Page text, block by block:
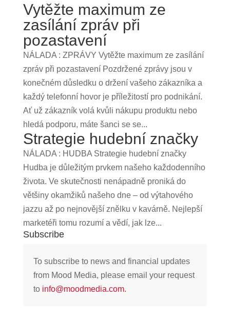
Vytěžte maximum ze
zasílání zpráv při
pozastavení
NÁLADA : ZPRÁVY Vytěžte maximum ze zasílání
zpráv při pozastavení Pozdržené zprávy jsou v
konečném důsledku o držení vašeho zákazníka a
každý telefonní hovor je příležitostí pro podnikání.
Ať už zákazník volá kvůli nákupu produktu nebo
hledá podporu, máte šanci se se...
Strategie hudební značky
NÁLADA : HUDBA Strategie hudební značky
Hudba je důležitým prvkem našeho každodenního
života. Ve skutečnosti nenápadně proniká do
většiny okamžiků našeho dne – od výtahového
jazzu až po nejnovější znělku v kavárně. Nejlepší
marketéři tomu rozumí a vědí, jak lze...
Subscribe
To subscribe to news and financial updates
from Mood Media, please email your request
to info@moodmedia.com.